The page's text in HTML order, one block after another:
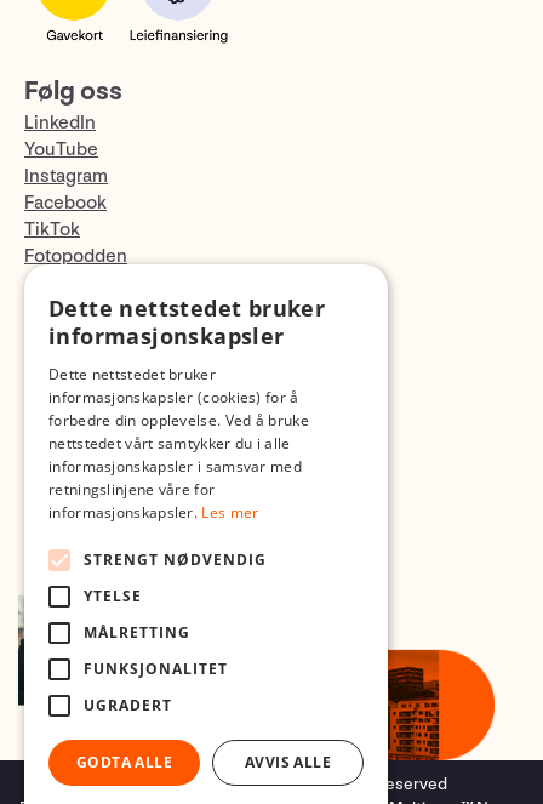
Følg oss
LinkedIn
YouTube
Instagram
Facebook
TikTok
Fotopodden
Med forbehold om skrive- og lagerfeil
Copyright © 2026 Foto.no - All rights reserved
Dette nettstedet bruker
informasjonskapsler
Dette nettstedet bruker
informasjonskapsler (cookies) for å
forbedre din opplevelse. Ved å bruke
nettstedet vårt samtykker du i alle
informasjonskapsler i samsvar med
retningslinjene våre for
informasjonskapsler. Les mer
STRENGT NØDVENDIG
YTELSE
MÅLRETTING
FUNKSJONALITET
UGRADERT
GODTA ALLE AVVIS ALLE